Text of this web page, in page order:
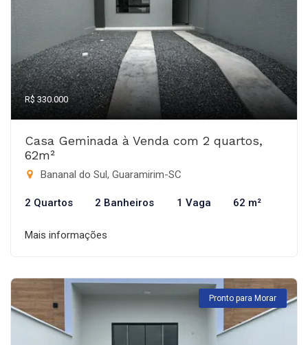
R$ 330.000
Casa Geminada à Venda com 2 quartos,
62m²
Bananal do Sul, Guaramirim-SC
2 Quartos 2 Banheiros 1 Vaga 62 m²
Mais informações
Pronto para Morar